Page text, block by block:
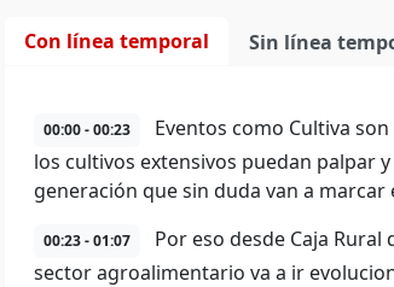
Con línea temporal Sin línea
00:00 - 00:23
Eventos como Cultiva
los cultivos extensivos puedan palpar
generación que sin duda van a
00:23 - 01:07
Por eso desde Caja
sector agroalimentario va a ir